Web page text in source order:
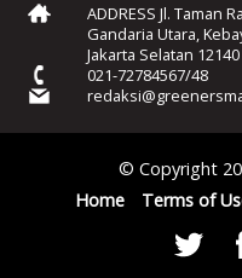
ADDRESS Jl. Taman
Gandaria Utara,
Jakarta Selatan 12140
021-72784567/48
© Copyright
Home
Terms of